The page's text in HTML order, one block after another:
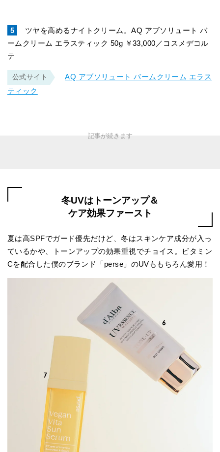
5
ツヤを高めるナイトクリーム。AQ アブソリュート バ
ームクリーム エラスティック 50g ￥33,000／コスメデコル
テ
公式サイト
AQ アブソリュート バームクリーム エラス
ティック
冬UVはトーンアップ＆
ケア効果ファースト
夏は高SPFでガード優先だけど、冬はスキンケア成分が入っ
ているかや、トーンアップの効果重視でチョイス。ビタミン
Cを配合した僕のブランド「perse」のUVももちろん愛用！